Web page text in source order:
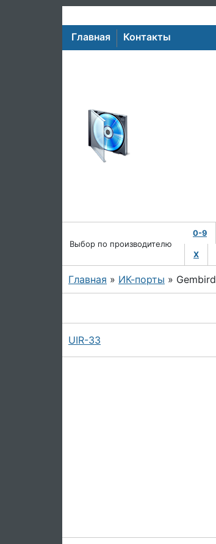
Главная Контакты
Выбор по производителю
0-9
X
Главная » ИК-порты » Gembird
UIR-33